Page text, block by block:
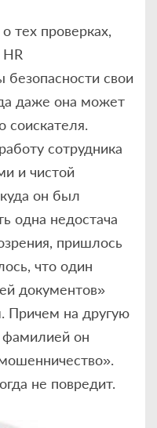
тех проверках,
свои
даже она может
соискателя.
сотрудника
и чистой
он был
одна недостача
пришлось
что один
документов»
Причем на другую
он
не повредит.